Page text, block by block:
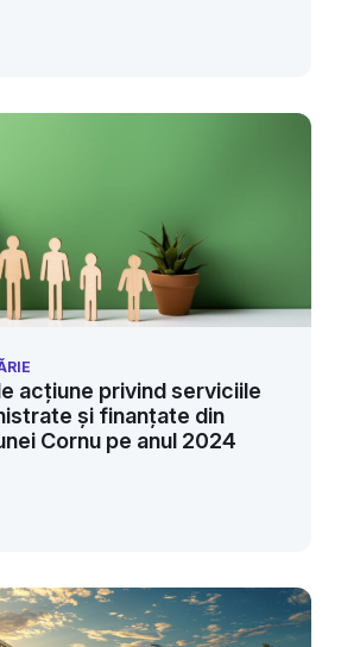
acțiune privind serviciile
și finanțate din
Cornu pe anul 2024